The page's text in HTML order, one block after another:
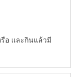
อ และกินแล้วมี